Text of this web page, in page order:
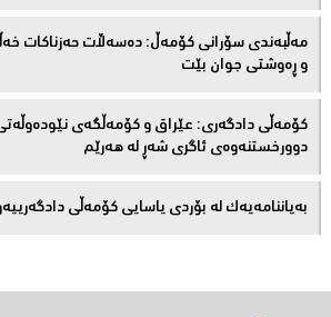
مەڵبەندى سۆرانى کۆمەڵ: دەسەڵات حەزناکات
و ڕەوشتى جوان بێت
کۆمەڵى دادگەرى: عێراق و كۆمەڵگەی نێودەوڵەتی
دوورخستنەوەى ئاگری شەڕ لە هەرێم
بەیاننامەیەک لە بۆردی یاسایی کۆمەڵی